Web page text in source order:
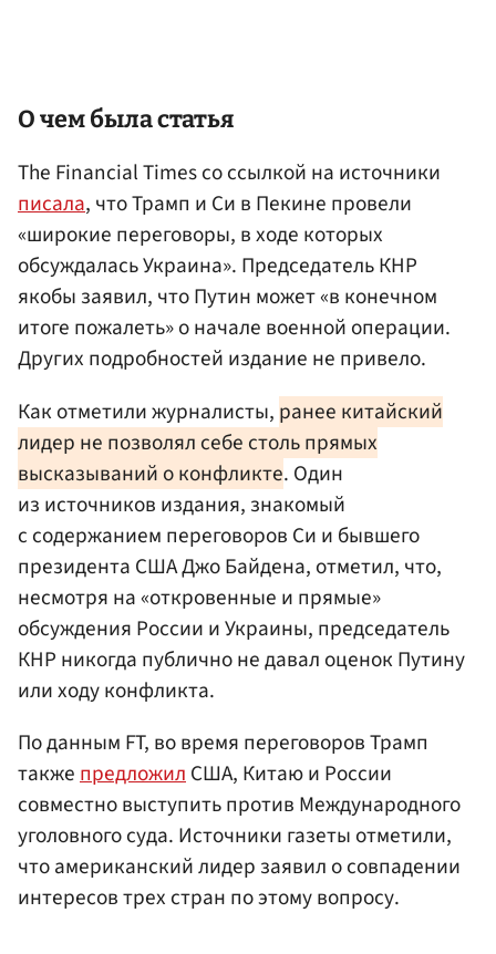
О чем была статья
The Financial Times со ссылкой на источники
писала, что Трамп и Си в Пекине провели
«широкие переговоры, в ходе которых
обсуждалась Украина». Председатель КНР
якобы заявил, что Путин может «в конечном
итоге пожалеть» о начале военной операции.
Других подробностей издание не привело.
Как отметили журналисты, ранее китайский
лидер не позволял себе столь прямых
высказываний о конфликте. Один
из источников издания, знакомый
с содержанием переговоров Си и бывшего
президента США Джо Байдена, отметил, что,
несмотря на «откровенные и прямые»
обсуждения России и Украины, председатель
КНР никогда публично не давал оценок Путину
или ходу конфликта.
По данным FT, во время переговоров Трамп
такжепредложилСША, Китаю и России
совместно выступить против Международного
уголовного суда. Источники газеты отметили,
что американский лидер заявил о совпадении
интересов трех стран по этому вопросу.